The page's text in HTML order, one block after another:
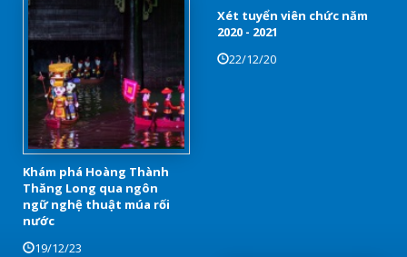
Khám phá Hoàng Thành
Thăng Long qua ngôn
ngữ nghệ thuật múa rối
nước
19/12/23
Xét tuyển viên chức năm
2020 - 2021
22/12/20